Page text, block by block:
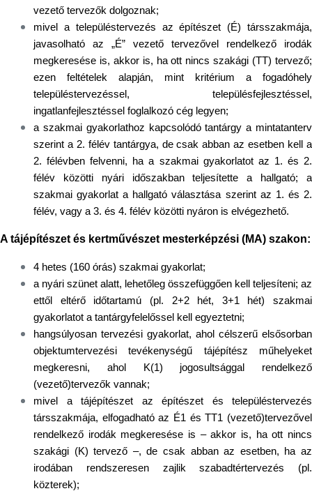
vezető tervezők dolgoznak;
mivel a településtervezés az építészet (É) társszakmája,
javasolható az „É” vezető tervezővel rendelkező irodák
megkeresése is, akkor is, ha ott nincs szakági (TT) tervező;
ezen feltételek alapján, mint kritérium a fogadóhely
településtervezéssel, településfejlesztéssel,
ingatlanfejlesztéssel foglalkozó cég legyen;
a szakmai gyakorlathoz kapcsolódó tantárgy a mintatanterv
szerint a 2. félév tantárgya, de csak abban az esetben kell a
2. félévben felvenni, ha a szakmai gyakorlatot az 1. és 2.
félév közötti nyári időszakban teljesítette a hallgató; a
szakmai gyakorlat a hallgató választása szerint az 1. és 2.
félév, vagy a 3. és 4. félév közötti nyáron is elvégezhető.
A tájépítészet és kertművészet mesterképzési (MA) szakon:
4 hetes (160 órás) szakmai gyakorlat;
a nyári szünet alatt, lehetőleg összefüggően kell teljesíteni; az
ettől eltérő időtartamú (pl. 2+2 hét, 3+1 hét) szakmai
gyakorlatot a tantárgyfelelőssel kell egyeztetni;
hangsúlyosan tervezési gyakorlat, ahol célszerű elsősorban
objektumtervezési tevékenységű tájépítész műhelyeket
megkeresni, ahol K(1) jogosultsággal rendelkező
(vezető)tervezők vannak;
mivel a tájépítészet az építészet és településtervezés
társszakmája, elfogadható az É1 és TT1 (vezető)tervezővel
rendelkező irodák megkeresése is – akkor is, ha ott nincs
szakági (K) tervező –, de csak abban az esetben, ha az
irodában rendszeresen zajlik szabadtértervezés (pl.
közterek);